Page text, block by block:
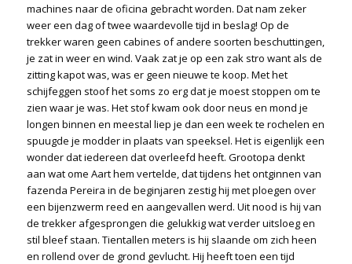
machines naar de oficina gebracht worden. Dat nam zeker
weer een dag of twee waardevolle tijd in beslag! Op de
trekker waren geen cabines of andere soorten beschuttingen,
je zat in weer en wind. Vaak zat je op een zak stro want als de
zitting kapot was, was er geen nieuwe te koop. Met het
schijfeggen stoof het soms zo erg dat je moest stoppen om te
zien waar je was. Het stof kwam ook door neus en mond je
longen binnen en meestal liep je dan een week te rochelen en
spuugde je modder in plaats van speeksel. Het is eigenlijk een
wonder dat iedereen dat overleefd heeft. Grootopa denkt
aan wat ome Aart hem vertelde, dat tijdens het ontginnen van
fazenda Pereira in de beginjaren zestig hij met ploegen over
een bijenzwerm reed en aangevallen werd. Uit nood is hij van
de trekker afgesprongen die gelukkig wat verder uitsloeg en
stil bleef staan. Tientallen meters is hij slaande om zich heen
en rollend over de grond gevlucht. Hij heeft toen een tijd